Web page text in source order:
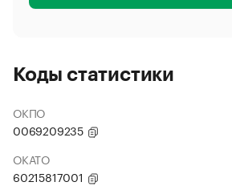
Коды статистики
ОКПО
0069209235
ОКАТО
60215817001